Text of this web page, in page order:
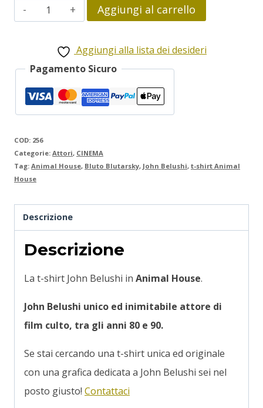
John
Belushi
Animal
Aggiungi al carrello
Aggiungi alla lista dei desideri
Pagamento Sicuro
COD: 256
Categorie: Attori, CINEMA
Tag: Animal House, Bluto Blutarsky, John Belushi, t-shirt Animal
House
Descrizione
Descrizione
La t-shirt John Belushi in Animal House.
John Belushi unico ed inimitabile attore di
film culto, tra gli anni 80 e 90.
Se stai cercando una t-shirt unica ed originale
con una grafica dedicata a John Belushi sei nel
posto giusto! Contattaci